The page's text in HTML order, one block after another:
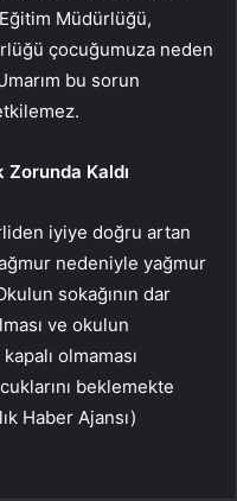
Müdürlüğü,
çocuğumuza neden
bu sorun
Kaldı
iyiye doğru artan
nedeniyle yağmur
sokağının dar
ve okulun
olmaması
beklemekte
Haber Ajansı)